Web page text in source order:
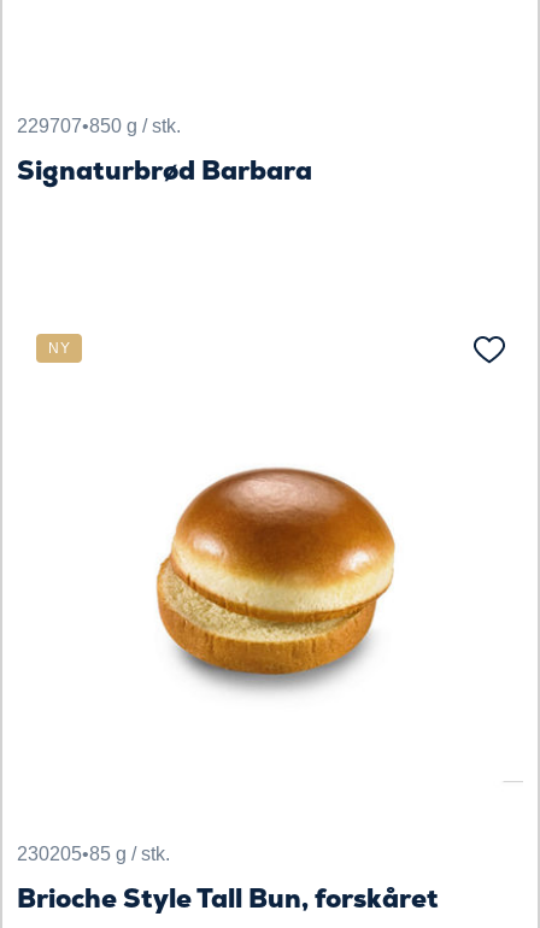
229707•850 g / stk.
Signaturbrød Barbara
NY
230205•85 g / stk.
Brioche Style Tall Bun, forskåret